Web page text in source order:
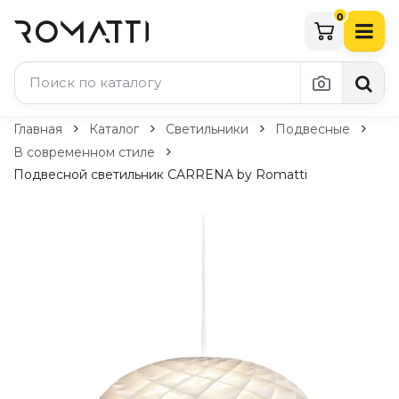
0
Каталог Romatti
Свет и освещение
Уличное освещение
Комплектующие
Главная Каталог Светильники
Подвесные
В современном стиле
Подвесной светильник CARRENA by Romatti